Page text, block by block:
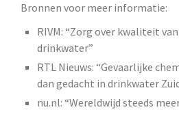
Bronnen voor meer informatie:
RIVM: “Zorg over kwaliteit
drinkwater”
RTL Nieuws: “Gevaarlijke
dan gedacht in drinkwater
nu.nl: “Wereldwijd steeds